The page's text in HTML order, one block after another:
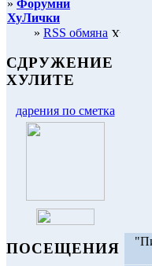
» Форумни
ХуЛички
» RSS обмяна
СДРУЖЕНИЕ
ХУЛИТЕ
дарения по сметка
ПОСЕЩЕНИЯ